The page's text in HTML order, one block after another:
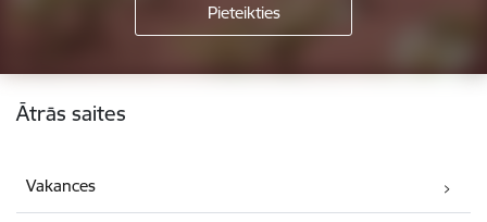
Kājene
Ātrās saites
Vakances